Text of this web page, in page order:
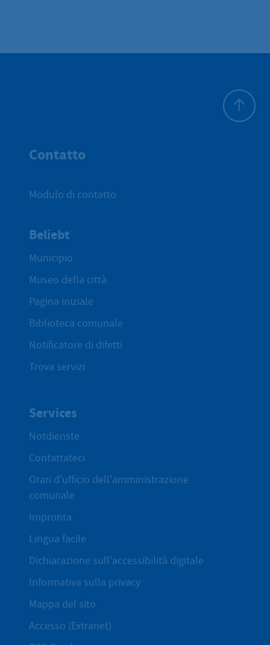
Contatto
Modulo di contatto
Beliebt
Municipio
Museo della città
Pagina iniziale
Biblioteca comunale
Notificatore di difetti
Trova servizi
Services
Notdienste
Contattateci
Orari d'ufficio dell'amministrazione
comunale
Impronta
Lingua facile
Dichiarazione sull'accessibilità digitale
Informativa sulla privacy
Mappa del sito
Accesso (Extranet)